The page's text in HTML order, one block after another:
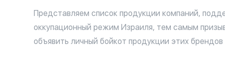
Представляем список продукции компаний,
оккупационный режим Израиля, тем самым
объявить личный бойкот продукции этих брендов